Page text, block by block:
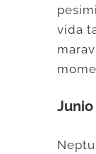
vida